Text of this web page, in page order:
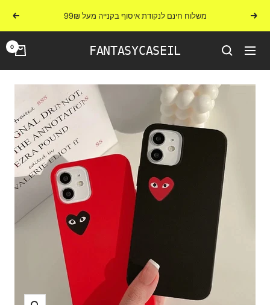
לתוכןהקודם משלוח חינם לנקודת איסוף בקנייה מעל 99₪ הבא
ניווט FANTASYCASEIL
0